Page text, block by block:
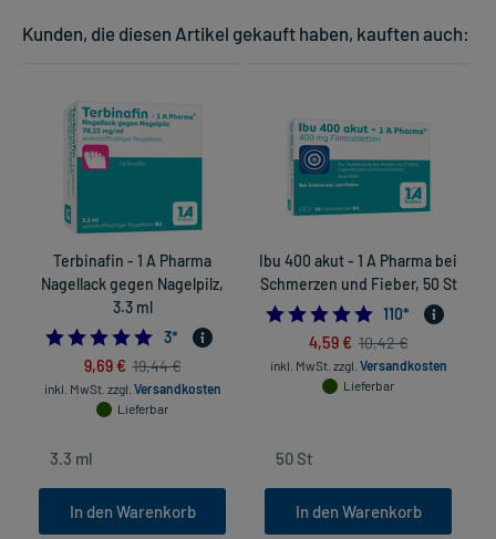
Kunden, die diesen Artikel gekauft haben, kauften auch:
Terbinafin - 1 A Pharma
Nagellack gegen Nagelpilz,
3.3 ml
5.0
3*
9,69 € 19,44 €
inkl. MwSt. zzgl. Versandkosten
Lieferbar
In den Warenkorb
Ibu 400 akut - 1 A Pharma bei
Schmerzen und Fieber, 50 St
110*
4,59 € 10,42 €
inkl. MwSt. zzgl. Versandkosten
Lieferbar
In den Warenkorb